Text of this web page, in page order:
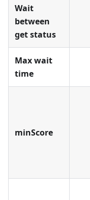
Wait
between
get status
Max wait
time
minScore